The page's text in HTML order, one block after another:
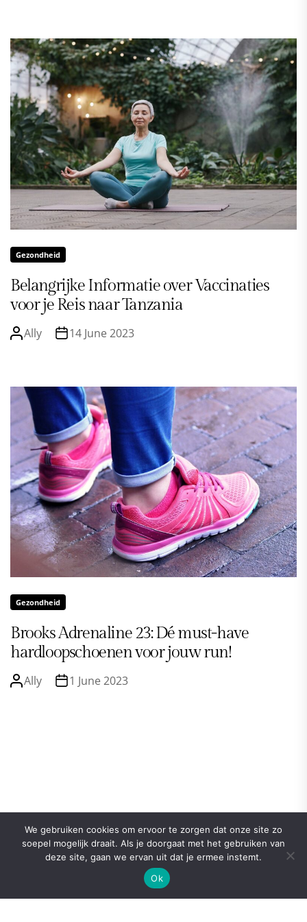
Gezondheid
Belangrijke Informatie over Vaccinaties
voor je Reis naar Tanzania
Ally 14 June 2023
Gezondheid
Brooks Adrenaline 23: Dé must-have
hardloopschoenen voor jouw run!
Ally 1 June 2023
We gebruiken cookies om ervoor te zorgen dat onze site zo
soepel mogelijk draait. Als je doorgaat met het gebruiken van
deze site, gaan we ervan uit dat je ermee instemt.
Ok